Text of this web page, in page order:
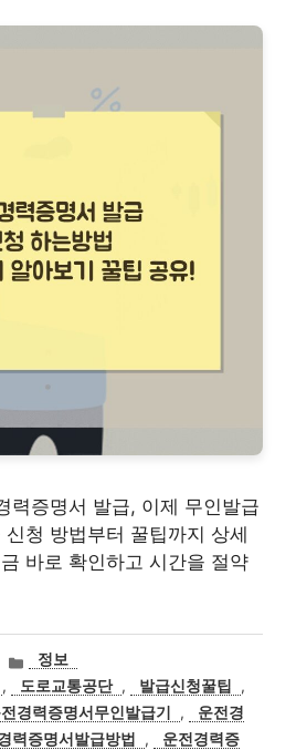
력증명서 발급, 이제 무인발급
청 방법부터 꿀팁까지 상세
바로 확인하고 시간을 절약
카
테
고
리
정보
, 도로교통공단 , 발급신청꿀팁
,
경력증명서무인발급기 ,
운전경
력증명서발급방법 ,
운전경력증